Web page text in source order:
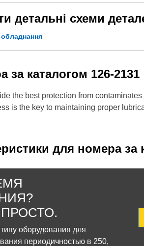
детальні схеми
за каталогом 126-2131
the best protection from
is the key to maintaining proper
для номера за
оборудования для
периодичностью в 250,